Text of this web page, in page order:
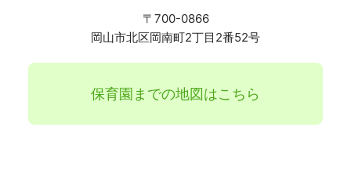
〒700-0866
岡山市北区岡南町2丁目2番52号
保育園までの地図はこちら